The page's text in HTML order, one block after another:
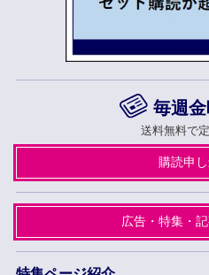
毎週
送料無料で
購読申
広告・特集・